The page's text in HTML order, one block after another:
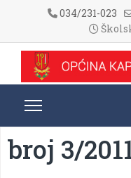
034/231-023
broj 3/